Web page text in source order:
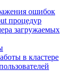
ошибок
процедур
загружаемых
в кластере